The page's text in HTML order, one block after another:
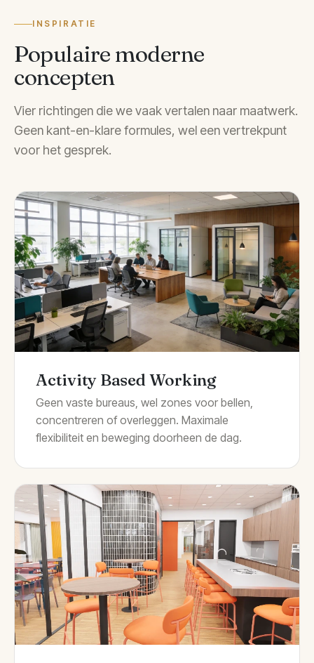
INSPIRATIE
Populaire moderne
concepten
Vier richtingen die we vaak vertalen naar maatwerk.
Geen kant-en-klare formules, wel een vertrekpunt
voor het gesprek.
Activity Based Working
Geen vaste bureaus, wel zones voor bellen,
concentreren of overleggen. Maximale
flexibiliteit en beweging doorheen de dag.